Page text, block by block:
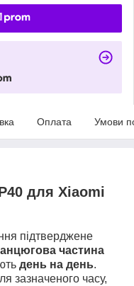
Оплата Умови
для Xiaomi
підтверджене
частина
день на день.
зазначеного часу,